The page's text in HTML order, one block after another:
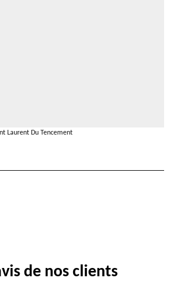
Laurent Du Tencement
de nos clients